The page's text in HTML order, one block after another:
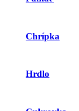
Chrípka
Hrdlo